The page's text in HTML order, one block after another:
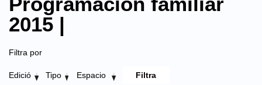
2015 |
Filtra por
Edició Tipo Espacio